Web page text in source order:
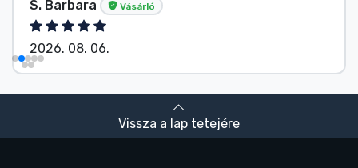
S. Barbara Vásárló
2026. 08. 06.
Vissza a lap tetejére